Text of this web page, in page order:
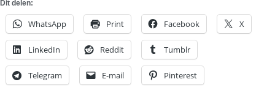
Dit delen:
WhatsApp Print Facebook X
LinkedIn Reddit Tumblr
Telegram E-mail Pinterest